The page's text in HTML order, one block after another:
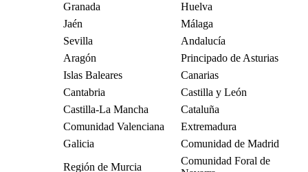
Granada
Huelva
Jaén
Málaga
Sevilla
Andalucía
Aragón
Principado de Asturias
Islas Baleares
Canarias
Cantabria
Castilla y León
Castilla-La Mancha
Cataluña
Comunidad Valenciana
Extremadura
Galicia
Comunidad de Madrid
Región de Murcia
Comunidad Foral de